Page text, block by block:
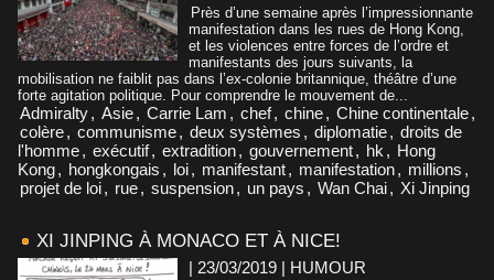
Près d’une semaine après l’impressionnante
manifestation dans les rues de Hong Kong,
et les violences entre forces de l’ordre et
manifestants des jours suivants, la
mobilisation ne faiblit pas dans l’ex-colonie britannique, théâtre d’une
forte agitation politique. Pour comprendre le mouvement de...
Admiralty, Asie, Carrie Lam , chef, chine, Chine continentale,
colère, communisme, deux systèmes , diplomatie, droits de
l'homme, exécutif, extradition, gouvernement, hk , Hong
Kong, hongkongais , loi, manifestant, manifestation, millions ,
projet de loi, rue, suspension, un pays , Wan Chai, Xi Jinping
XI JINPING À MONACO ET À NICE!
| 23/03/2019 | HUMOUR